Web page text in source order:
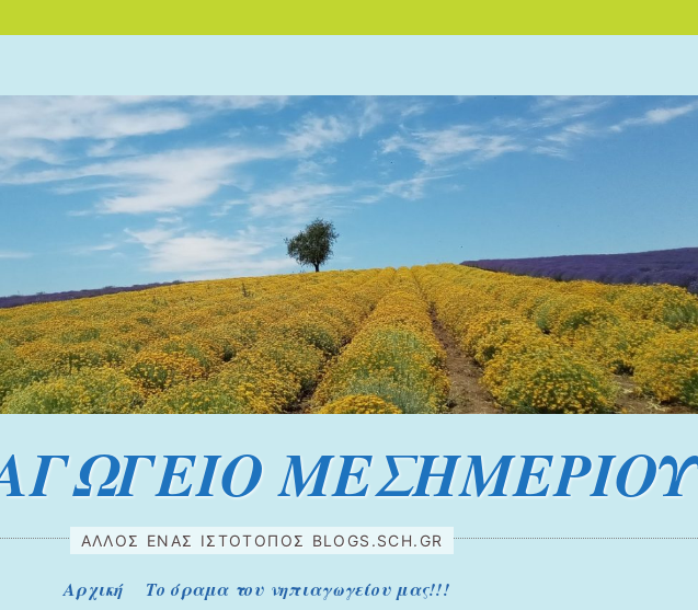
ΜΕΣΗΜΕΡΙΟΥ
ΆΛΛΟΣ ΈΝΑΣ ΙΣΤΌΤΟΠΟΣ BLOGS.SCH.GR
Αρχική Το όραμα του νηπιαγωγείου μας!!!